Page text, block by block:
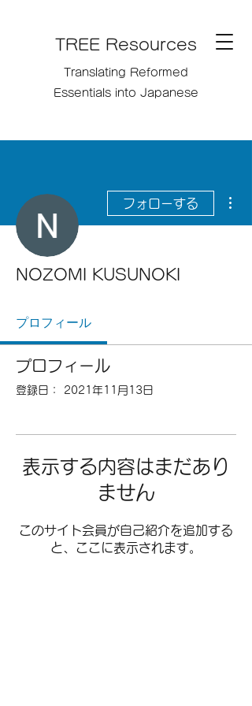
TREE Resources
Translating Reformed
Essentials into Japanese
フォローする
NOZOMI KUSUNOKI
プロフィール
プロフィール
登録日： 2021年11月13日
表示する内容はまだあり
ません
このサイト会員が自己紹介を追加する
と、ここに表示されます。